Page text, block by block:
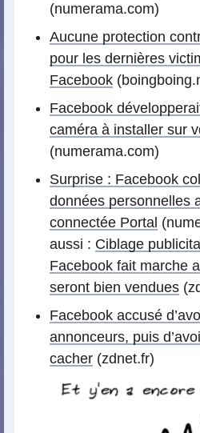
(numerama.com)
Aucune protection
pour les dernières
Facebook
Facebook
caméra à installer sur
(numerama.com)
Surprise : Facebook
données personnelles
connectée Portal
aussi : Ciblage
Facebook fait marche
seront bien vendues
Facebook accusé
annonceurs, puis
cacher (zdnet.fr)